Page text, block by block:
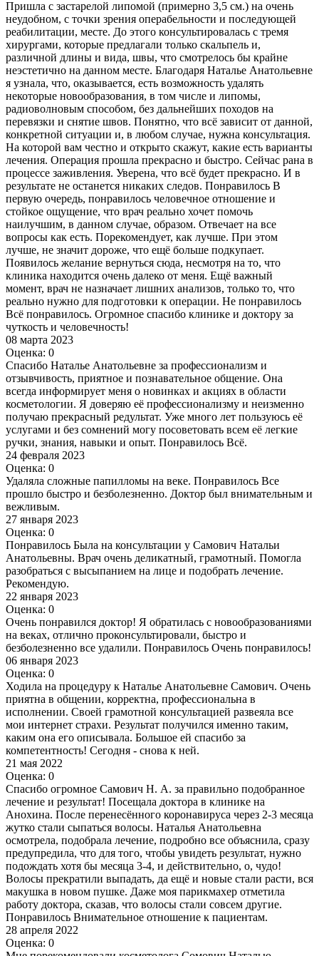
Пришла с застарелой липомой​ (примерно 3,5 см.) на очень
неудобном, с точки зрения операбельности и последующей
реабилитации, месте. До этого консультировалась с тремя
хирургами, которые предлагали только скальпель и,
различной длины и вида, швы, что смотрелось бы крайне
неэстетично на данном месте. Благодаря Наталье Анатольевне
я узнала, что, оказывается, есть возможность удалять
некоторые новообразования, в том числе и липомы,
радиоволновым способом, без дальнейших походов на
перевязки и снятие швов. Понятно, что всё зависит от данной,
конкретной ситуации и, в любом случае, нужна консультация.
На которой вам честно и открыто скажут, какие есть варианты
лечения. Операция прошла прекрасно и быстро. Сейчас рана в
процессе заживления. Уверена, что всё будет прекрасно. И в
результате не останется никаких следов. Понравилось В
первую очередь, понравилось человечное отношение и
стойкое ощущение, что врач реально хочет помочь
наилучшим, в данном случае, образом. Отвечает на все
вопросы как есть. Порекомендует, как лучше. При этом
лучше, не значит дороже, что ещё больше подкупает.
Появилось желание вернуться сюда, несмотря на то, что
клиника находится очень далеко от меня. Ещё важный
момент, врач не назначает лишних анализов​, только то, что
реально нужно для подготовки к операции. Не понравилось
Всё понравилось. Огромное спасибо клинике и доктору за
чуткость и человечность!
08 марта 2023
Оценка: 0
Спасибо Наталье Анатольевне за профессионализм и
отзывчивость, приятное и познавательное общение. Она
всегда информирует меня о новинках и акциях в области
косметологии​. Я доверяю её профессионализму и неизменно
получаю прекрасный редультат. Уже много лет пользуюсь её
услугами и без сомнений могу посоветовать всем её легкие
ручки, знания, навыки и опыт. Понравилось Всё.
24 февраля 2023
Оценка: 0
Удаляла сложные папилломы​ на веке. Понравилось Все
прошло быстро и безболезненно. Доктор был внимательным и
вежливым.
27 января 2023
Оценка: 0
Понравилось Была на консультации у Самович Натальи
Анатольевны. Врач очень деликатный, грамотный. Помогла
разобраться с высыпанием на лице и подобрать лечение.
Рекомендую.
22 января 2023
Оценка: 0
Очень понравился доктор! Я обратилась с новообразованиями
на веках, отлично проконсультировали, быстро и
безболезненно все удалили. Понравилось Очень понравилось!
06 января 2023
Оценка: 0
Ходила на процедуру к Наталье Анатольевне Самович. Очень
приятна в общении, корректна, профессиональна в
исполнении. Своей грамотной консультацией развеяла все
мои интернет страхи. Результат получился именно таким,
каким она его описывала. Большое ей спасибо за
компетентность! Сегодня - снова к ней.
21 мая 2022
Оценка: 0
Спасибо огромное Самович Н. А. за правильно подобранное
лечение и результат! Посещала доктора в клинике на
Анохина. После перенесённого коронавируса через 2-3 месяца
жутко стали сыпаться волосы. Наталья Анатольевна
осмотрела, подобрала лечение, подробно все объяснила, сразу
предупредила, что для того, чтобы увидеть результат, нужно
подождать хотя бы месяца 3-4, и действительно, о, чудо!
Волосы прекратили выпадать, да ещё и новые стали расти, вся
макушка в новом пушке. Даже моя парикмахер отметила
работу доктора, сказав, что волосы стали совсем другие.
Понравилось Внимательное отношение к пациентам.
28 апреля 2022
Оценка: 0